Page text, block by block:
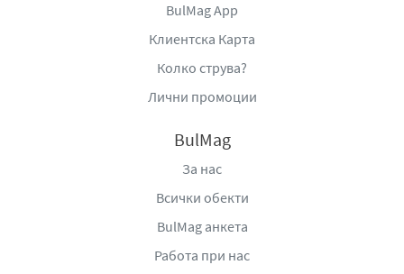
BulMag App
Клиентска Карта
Колко струва?
Лични промоции
BulMag
За нас
Всички обекти
BulMag анкета
Работа при нас